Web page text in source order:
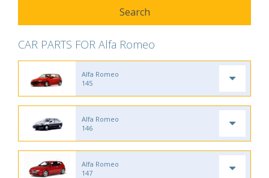
CAR PARTS FOR Alfa Romeo
Alfa Romeo
145
Alfa Romeo
146
Alfa Romeo
147